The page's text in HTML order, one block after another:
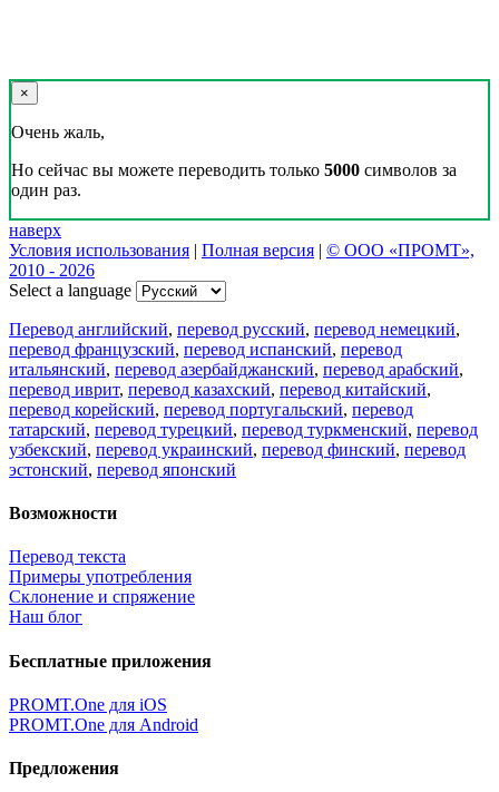
×
Очень жаль,
Но сейчас вы можете переводить только 5000 символов за
один раз.
наверх
Условия использования | Полная версия | © ООО «ПРОМТ»,
2010 - 2026
Select a language
Перевод английский, перевод русский, перевод немецкий,
перевод французский, перевод испанский, перевод
итальянский, перевод азербайджанский, перевод арабский,
перевод иврит, перевод казахский, перевод китайский,
перевод корейский, перевод португальский, перевод
татарский, перевод турецкий, перевод туркменский, перевод
узбекский, перевод украинский, перевод финский, перевод
эстонский, перевод японский
Возможности
Перевод текста
Примеры употребления
Склонение и спряжение
Наш блог
Бесплатные приложения
PROMT.One для iOS
PROMT.One для Android
Предложения